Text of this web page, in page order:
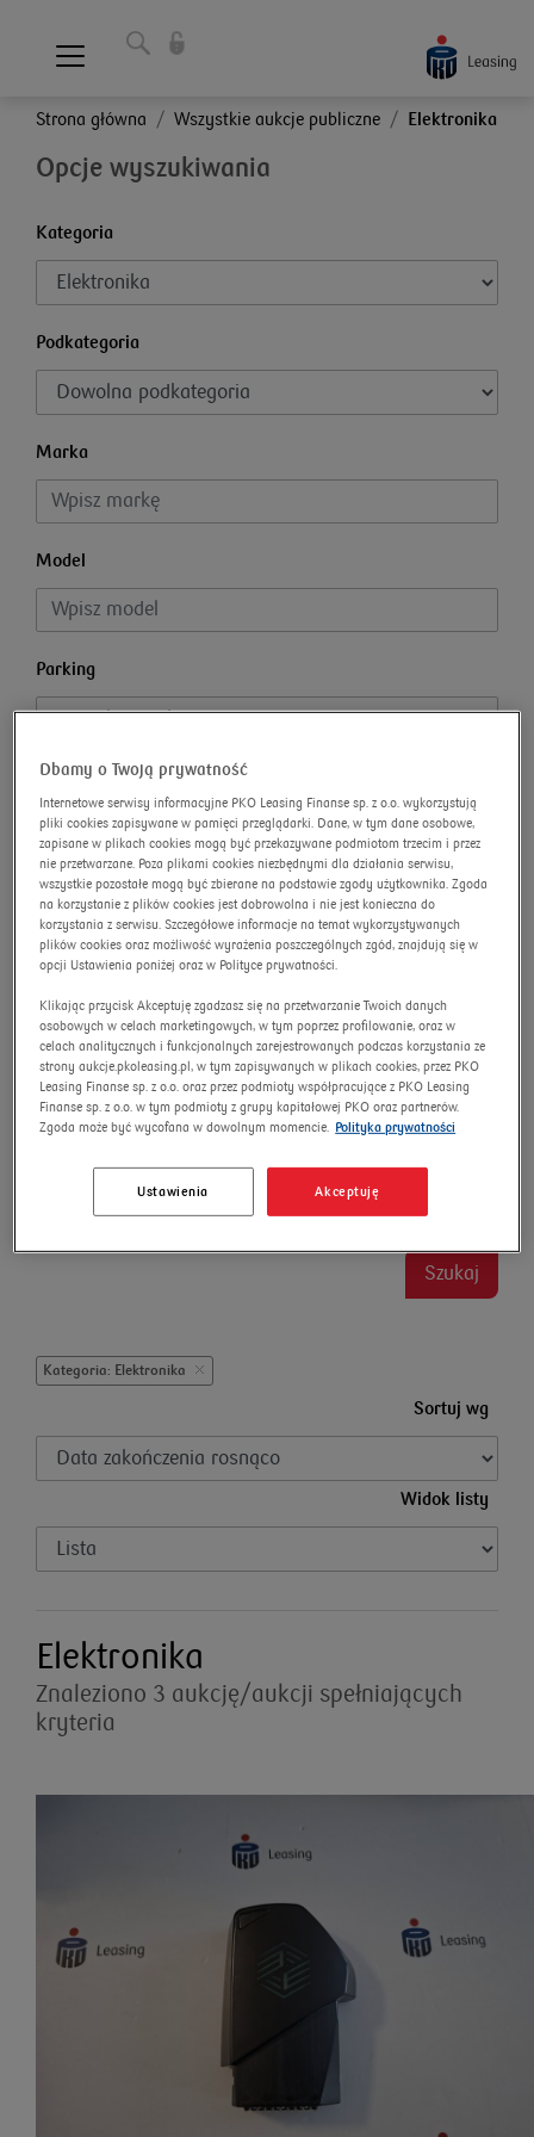
Strona główna Wszystkie aukcje publiczne Elektronika
Opcje wyszukiwania
Kategoria
Podkategoria
Marka
Model
Parking
Cena wywoławcza
Rok produkcji
Rodzaj paliwa
Skrzynia biegów
Omnibus wyszukiwanie zaawansowane
Szukaj
Kategoria: Elektronika
Sortuj wg
Widok listy
Elektronika
Znaleziono 3 aukcję/aukcji spełniających
kryteria
Dbamy o Twoją prywatność
Internetowe serwisy informacyjne PKO Leasing Finanse sp. z o.o. wykorzystują
pliki cookies zapisywane w pamięci przeglądarki. Dane, w tym dane osobowe,
zapisane w plikach cookies mogą być przekazywane podmiotom trzecim i przez
nie przetwarzane. Poza plikami cookies niezbędnymi dla działania serwisu,
wszystkie pozostałe mogą być zbierane na podstawie zgody użytkownika. Zgoda
na korzystanie z plików cookies jest dobrowolna i nie jest konieczna do
korzystania z serwisu. Szczegółowe informacje na temat wykorzystywanych
plików cookies oraz możliwość wyrażenia poszczególnych zgód, znajdują się w
opcji Ustawienia poniżej oraz w Polityce prywatności.
Klikając przycisk Akceptuję zgadzasz się na przetwarzanie Twoich danych
osobowych w celach marketingowych, w tym poprzez profilowanie, oraz w
celach analitycznych i funkcjonalnych zarejestrowanych podczas korzystania ze
strony aukcje.pkoleasing.pl, w tym zapisywanych w plikach cookies, przez PKO
Leasing Finanse sp. z o.o. oraz przez podmioty współpracujące z PKO Leasing
Finanse sp. z o.o. w tym podmioty z grupy kapitałowej PKO oraz partnerów.
Zgoda może być wycofana w dowolnym momencie. Polityka prywatności
Akceptuję
Ustawienia